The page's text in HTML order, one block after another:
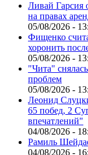
Ливай Гарсия
на правах
05/08/2026 -
Фищенко
хоронить
05/08/2026 -
"Чита"
проблем
05/08/2026 -
Леонид
65 побед, 2
впечатлений"
04/08/2026 -
Рамиль
04/08/2026 -